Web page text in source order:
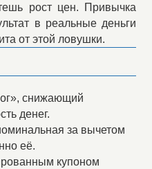
рост цен. Привычка
в реальные деньги
от этой ловушки.
снижающий
денег.
за вычетом
её.
купоном